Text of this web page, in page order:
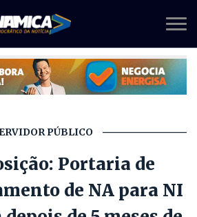
PÚBLICO
Portaria de
de NA para NI